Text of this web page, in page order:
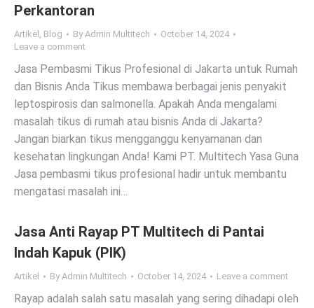
Perkantoran
Artikel , Blog ByAdmin Multitech
October 14, 2024
Leave a comment
Jasa Pembasmi Tikus Profesional di Jakarta untuk Rumah
dan Bisnis Anda Tikus membawa berbagai jenis penyakit
leptospirosis dan salmonella. Apakah Anda mengalami
masalah tikus di rumah atau bisnis Anda di Jakarta?
Jangan biarkan tikus mengganggu kenyamanan dan
kesehatan lingkungan Anda! Kami PT. Multitech Yasa Guna
Jasa pembasmi tikus profesional hadir untuk membantu
mengatasi masalah ini…
Jasa Anti Rayap PT Multitech di Pantai
Indah Kapuk (PIK)
Artikel ByAdmin Multitech October 14, 2024 Leave a comment
Rayap adalah salah satu masalah yang sering dihadapi oleh